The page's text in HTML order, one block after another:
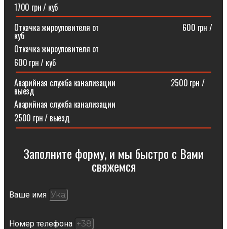
1700 грн / куб
Откачка жироуловителя от⠀⠀⠀⠀⠀⠀⠀⠀⠀⠀⠀⠀⠀⠀600 грн /
куб
Откачка жироуловителя от
600 грн / куб
Аварийная служба канализации ⠀⠀⠀⠀⠀⠀⠀⠀⠀2500 грн /
выезд
Аварийная служба канализации
2500 грн / выезд
Заполните форму, и мы быстро с Вами
свяжемся​
Ваше имя
Номер телефона